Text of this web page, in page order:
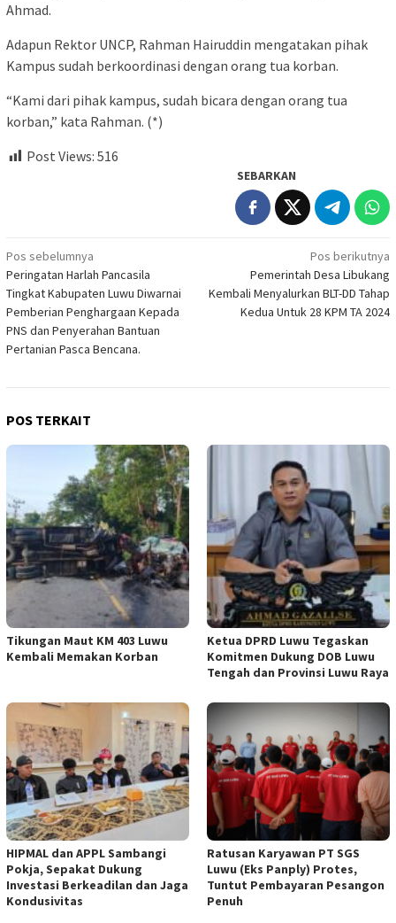
Ahmad.
Adapun Rektor UNCP, Rahman Hairuddin mengatakan pihak
Kampus sudah berkoordinasi dengan orang tua korban.
“Kami dari pihak kampus, sudah bicara dengan orang tua
korban,” kata Rahman. (*)
Post Views: 516
SEBARKAN
Navigasi
pos
Pos sebelumnya
Peringatan Harlah Pancasila
Tingkat Kabupaten Luwu Diwarnai
Pemberian Penghargaan Kepada
PNS dan Penyerahan Bantuan
Pertanian Pasca Bencana.
Pos berikutnya
Pemerintah Desa Libukang
Kembali Menyalurkan BLT-DD Tahap
Kedua Untuk 28 KPM TA 2024
POS TERKAIT
Tikungan Maut KM 403 Luwu
Kembali Memakan Korban
Ketua DPRD Luwu Tegaskan
Komitmen Dukung DOB Luwu
Tengah dan Provinsi Luwu Raya
HIPMAL dan APPL Sambangi
Pokja, Sepakat Dukung
Investasi Berkeadilan dan Jaga
Kondusivitas
Ratusan Karyawan PT SGS
Luwu (Eks Panply) Protes,
Tuntut Pembayaran Pesangon
Penuh